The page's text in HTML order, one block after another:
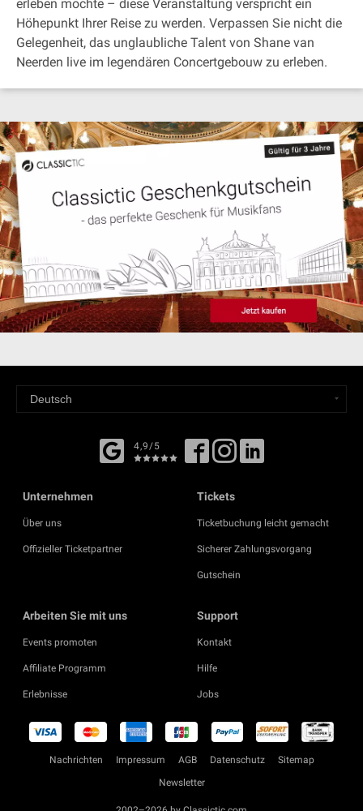
erleben möchte – diese Veranstaltung verspricht ein
Höhepunkt Ihrer Reise zu werden. Verpassen Sie nicht die
Gelegenheit, das unglaubliche Talent von Shane van
Neerden live im legendären Concertgebouw zu erleben.
4,9/5
Unternehmen
Über uns
Offizieller Ticketpartner
Tickets
Ticketbuchung leicht gemacht
Sicherer Zahlungsvorgang
Gutschein
Arbeiten Sie mit uns
Events promoten
Affiliate Programm
Erlebnisse
Support
Kontakt
Hilfe
Jobs
Nachrichten Impressum AGB Datenschutz
Sitemap
Newsletter